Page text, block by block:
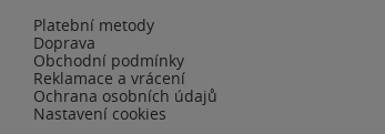
Platební metody
Doprava
Obchodní podmínky
Reklamace a vrácení
Ochrana osobních údajů
Nastavení cookies